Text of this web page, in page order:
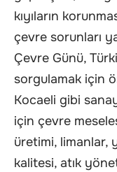
kıyıların
çevre sorunları
Çevre Günü,
sorgulamak için
Kocaeli gibi
için çevre
üretimi, limanlar,
kalitesi, atık